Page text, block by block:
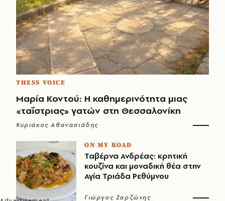
THESS VOICE
Μαρία Κοντού: Η καθημερινότητα μιας
«ταΐστριας» γατών στη Θεσσαλονίκη
Κυριάκος Αθανασιάδης
ON MY ROAD
Ταβέρνα Ανδρέας: κρητική
κουζίνα και μοναδική θέα στην
Αγία Τριάδα Ρεθύμνου
Γιώργος Ζαρζώνης